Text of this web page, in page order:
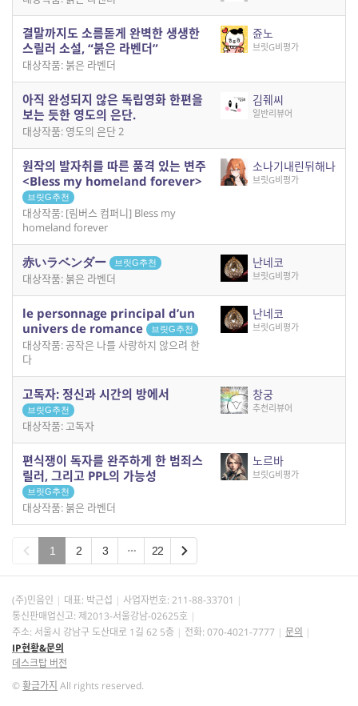
결말까지도 소름돋게 완벽한 생생한
스릴러 소설, “붉은 라벤더”
대상작품: 붉은 라벤더
쥰노
브릿G비평가
아직 완성되지 않은 독립영화 한편을
보는 듯한 영도의 은단.
대상작품: 영도의 은단 2
김줴씨
일반리뷰어
원작의 발자취를 따른 품격 있는 변주
<Bless my homeland forever>
브릿G추천
대상작품: [림버스 컴퍼니] Bless my
homeland forever
소나기내린뒤해나
브릿G비평가
赤いラベンダー 브릿G추천
대상작품: 붉은 라벤더
난네코
브릿G비평가
le personnage principal d’un
univers de romance
브릿G추천
대상작품: 공작은 나를 사랑하지 않으려 한
다
난네코
브릿G비평가
고독자: 정신과 시간의 방에서
브릿G추천
대상작품: 고독자
창궁
추천리뷰어
편식쟁이 독자를 완주하게 한 범죄스
릴러, 그리고 PPL의 가능성
브릿G추천
대상작품: 붉은 라벤더
노르바
브릿G비평가
1 2 3 22
(주)민음인 대표: 박근섭 사업자번호: 211-88-33701
통신판매업신고: 제2013-서울강남-02625호
주소: 서울시 강남구 도산대로 1길 62 5층
전화: 070-4021-7777
문의
IP현황&문의
데스크탑 버전
©황금가지 All rights reserved.